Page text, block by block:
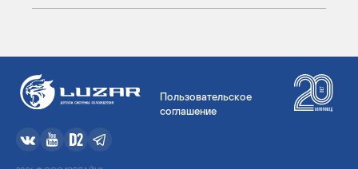
Пользовательское
соглашение